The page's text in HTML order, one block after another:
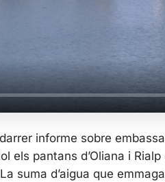
informe sobre
els pantans d’Oliana i
suma d’aigua que